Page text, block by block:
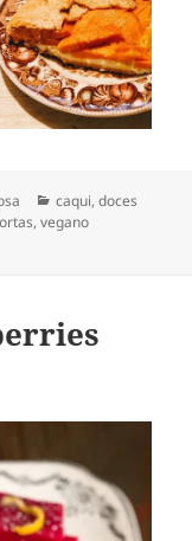
Categorias
caqui,doces
,vegano